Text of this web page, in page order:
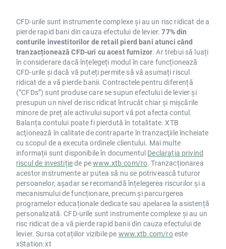
CFD-urile sunt instrumente complexe și au un risc ridicat de a
pierde rapid bani din cauza efectului de levier.77% din
conturile investitorilor de retail pierd bani atunci când
tranzacționează CFD-uri cu acest furnizor. Ar trebui să luați
în considerare dacă înțelegeți modul în care funcționează
CFD-urile și dacă vă puteți permite să vă asumați riscul
ridicat de a vă pierde banii. Contractele pentru diferență
(”CFDs”) sunt produse care se supun efectului de levier și
presupun un nivel de risc ridicat întrucât chiar și mișcările
minore de preț ale activului suport vă pot afecta contul.
Balanța contului poate fi pierdută în totalitate. XTB
acţionează în calitate de contraparte în tranzacţiile încheiate
cu scopul de a executa ordinele clientului. Mai multe
informații sunt disponibile în documentul Declarația privind
riscul de investițiede pewww.xtb.com/ro. Tranzacționarea
acestor instrumente ar putea să nu se potrivească tuturor
persoanelor, așadar se recomandă înțelegerea riscurilor și a
mecanismului de funcționare, precum și parcurgerea
programelor educaționale dedicate sau apelarea la asistență
personalizată. CFD-urile sunt instrumente complexe și au un
risc ridicat de a vă pierde rapid banii din cauza efectului de
levier. Sursa cotațiilor vizibile pe www.xtb.com/roeste
xStation.xt